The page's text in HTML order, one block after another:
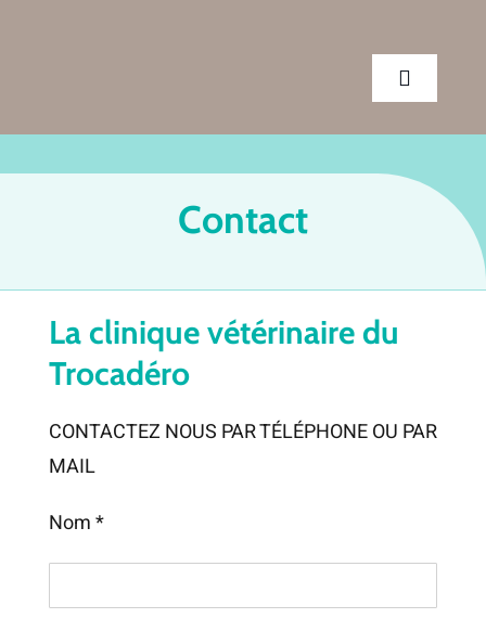
Toggle
CLINIQUE
CONSEILS
Contact
La clinique vétérinaire du
Trocadéro
CONTACTEZ NOUS PAR TÉLÉPHONE OU PAR
MAIL
Nom *